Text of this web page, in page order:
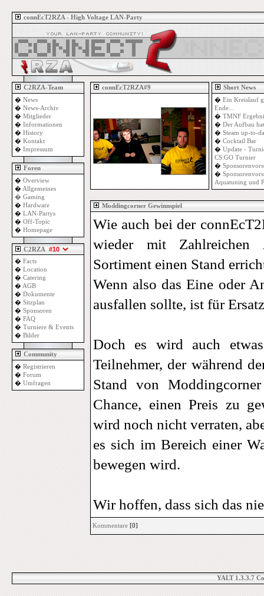
connEcT2RZA - High Voltage LAN-Party
C2RZA-Team
� News
� News-Archiv
� Mitglieder
� Informationen
� History
� Kontakt
� Impressum
Foren
� Overview
� Allgemeines
� Gaming
� Hardware
� LAN-Partys
� Off-Topic
� Homepage
C2RZA
� Facts
� Location
� Catering
� AGB
� Dokumente
� Sitzplan
� Sponsoren
� FAQ
� Turniere & Events
� Bilder
Community
� Registrieren
� Forum
� Umfragen
connEcT2RZA#9
Short News
� Ein Kreislauf
Ende...
� TMNF
� Der Aufbau
� Steam up-to-
� Cocktail Bar
� Update -
CS:GO Turnier
�
�
Aquatuning und
Moddingcorner Gewinnspiel
Wie auch bei der
wieder mit
Sortiment einen Stand
Wenn also das Eine oder
ausfallen sollte, ist für
Doch es wird auch
Teilnehmer, der während
Stand von
Chance, einen Preis zu
wird noch nicht verraten,
es sich im Bereich einer
bewegen wird.
Wir hoffen, dass sich das
Kommentare [0]
YALT 1.3.3.7